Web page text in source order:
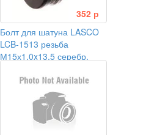
352 р
Болт для шатуна LASCO
LCB-1513 резьба
М15х1,0x13,5 серебр.